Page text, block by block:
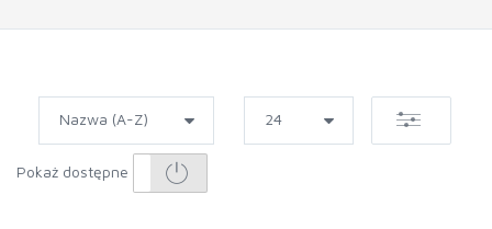
Pokaż dostępne